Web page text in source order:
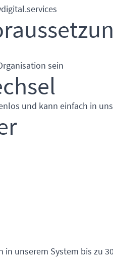
sein
und kann einfach in
in unserem System bis zu